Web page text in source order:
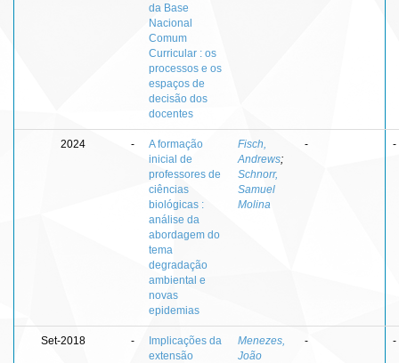
da Base
Nacional
Comum
Curricular : os
processos e os
espaços de
decisão dos
docentes
2024 -
A formação
inicial de
professores de
ciências
biológicas :
análise da
abordagem do
tema
degradação
ambiental e
novas
epidemias
Fisch,
Andrews;
Schnorr,
Samuel
Molina
- -
Set-2018 -
Implicações da
extensão
Menezes,
João
- -